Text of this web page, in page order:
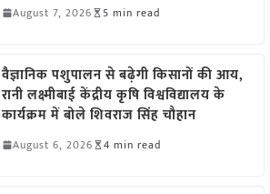
August 7, 2026 5 min read
वैज्ञानिक पशुपालन से बढ़ेगी किसानों की आय,
रानी लक्ष्मीबाई केंद्रीय कृषि विश्वविद्यालय के
कार्यक्रम में बोले शिवराज सिंह चौहान
August 6, 2026 4 min read